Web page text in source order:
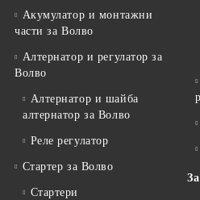
Акумулатор и монтажни
части за Волво
Алтернатор и регулатор за
Волво
Алтернатор и шайба
алтернатор за Волво
Реле регулатор
Стартер за Волво
Стартери